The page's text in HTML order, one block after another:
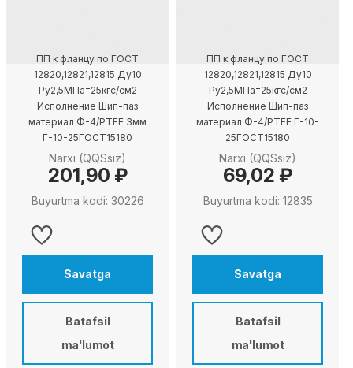
ПП к фланцу по ГОСТ
12820,12821,12815 Ду10
Ру2,5МПа=25кгс/см2
Исполнение Шип-паз
материал Ф-4/PTFE 3мм
Г-10-25ГОСТ15180
Narxi (QQSsiz)
201,90 ₽
Buyurtma kodi: 30226
Savatga
Batafsil
ma'lumot
ПП к фланцу по ГОСТ
12820,12821,12815 Ду10
Ру2,5МПа=25кгс/см2
Исполнение Шип-паз
материал Ф-4/PTFE Г-10-
25ГОСТ15180
Narxi (QQSsiz)
69,02 ₽
Buyurtma kodi: 12835
Savatga
Batafsil
ma'lumot